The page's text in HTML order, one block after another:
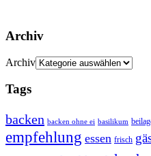
Archiv
Archiv
Tags
backen backen ohne ei basilikum
empfehlung essen frisch